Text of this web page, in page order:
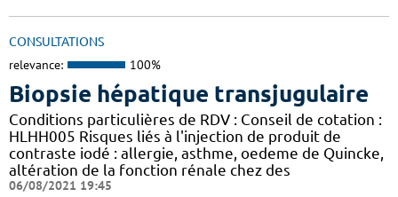
CONSULTATIONS
relevance: 100%
Biopsie hépatique transjugulaire
Conditions particulières de RDV : Conseil de cotation :
HLHH005 Risques liés à l'injection de produit de
contraste iodé : allergie, asthme, oedeme de Quincke,
altération de la fonction rénale chez des
06/08/2021 19:45